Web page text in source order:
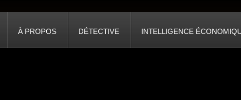
À PROPOS DÉTECTIVE INTELLIGENCE